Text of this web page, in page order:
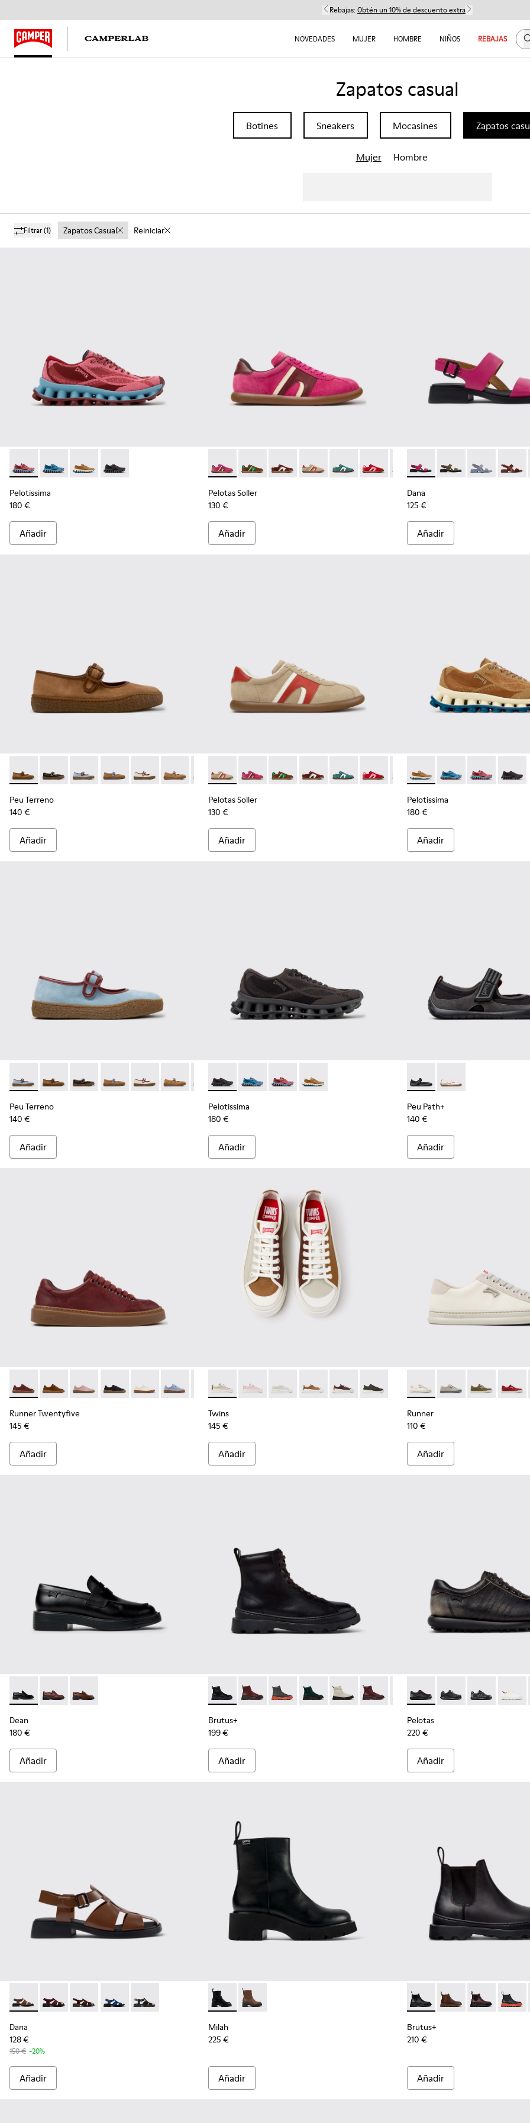
Rebajas: Obtén un 10% de descuento extra
NOVEDADES MUJER HOMBRE NIÑOS REBAJAS
Zapatos casual
Botines Sneakers Mocasines Zapatos
Mujer Hombre
Filtrar(1) Zapatos Casual Reiniciar
Pelotissima - K201922-010 - Zapatillas burdeos de PET reciclado para mujer.
Pelotissima - K201922-011 - Zapatillas azules de PET reciclado y materiales técnicos para mujer.
Pelotissima - K201922-007 - Zapatillas marrones de materiales técnicos de PET reciclado para mujer.
Pelotissima - K201922-006 - Zapatillas negras y grises de PET reciclado y materiales técnicos para
Pelotissima
180 €
Añadir
Pelotas Soller - K201608-041 - Zapatillas multicolor de nobuk y piel para
Pelotas Soller - K201608-038
Pelotas Soller - K201608-037
Pelotas Soller - K201608-036 - Zapatillas multicolor
Pelotas Soller - K201608-031
Pelotas Soller - K201608-029
Pelotas Soller - K201608-027
Pelotas Soller -
Pelotas Soller -
Pelotas
Pelotas Soller
130 €
Añadir
Dana - K201486-019 -
Dana - K201486-020
Dana - Dana -
Dana
125 €
Añadir
Peu Terreno - K201825-010 - Bailarinas de ante y piel marrones para mujer.
Peu Terreno - K201825-009
Peu Terreno - K201825-008 - Bailarinas azules de ante y piel para mujer.
Peu Terreno - K201825-007
Peu Terreno - K201825-006
Peu Terreno - K201825-003
Peu Terreno - K201825-001
Peu Terreno
140 €
Añadir
Pelotas Soller - K201608-036 - Zapatillas multicolor de ante y piel para mujer.
Pelotas Soller - K201608-041 - Zapatillas multicolor de nobuk y piel
Pelotas Soller - K201608-038
Pelotas Soller - K201608-037
Pelotas Soller - K201608-031
Pelotas Soller - K201608-029
Pelotas Soller - K201608-027
Pelotas Soller - K201608-
Pelotas Soller -
Pelotas
Pelotas Soller
130 €
Añadir
Pelotissima - K201922-007
Pelotissima -Pelotissima -
Pelotissima
180 €
Añadir
Peu Terreno - K201825-008 - Bailarinas azules de ante y piel para mujer.
Peu Terreno - K201825-010 - Bailarinas de ante y piel marrones para mujer.
Peu Terreno - K201825-009
Peu Terreno - K201825-007
Peu Terreno - K201825-006
Peu Terreno - K201825-003
Peu Terreno - K201825-001
Peu Terreno
140 €
Añadir
Pelotissima - K201922-006 - Zapatillas negras y grises de PET reciclado y
Pelotissima - K201922-011 - Zapatillas azules de PET reciclado y
Pelotissima - K201922-010 - Zapatillas burdeos de PET
Pelotissima - K201922-007 - Zapatillas marrones de
Pelotissima
180 €
Añadir
Peu Path+ - K201987-001 -
Peu Path+ - K201987-
Peu Path+
140 €
Añadir
Runner Twentyfive - K201907-011 - Zapatillas de piel burdeos para mujer.
Runner Twentyfive - K201907-013
Runner Twentyfive - K201907-012
Runner Twentyfive - K201907-010
Runner Twentyfive - K201907-008
Runner Twentyfive - K201907-007
Runner Twentyfive - K201907-005
Runner Twentyfive - K201907-003
Runner Twentyfive - K201907-002
Runner Twentyfive
145 €
Añadir
Twins - K201626-025 - Zapatillas de piel multicolores para mujer.
Twins - K201626-024 - Zapatillas de piel multicolor para mujer.
Twins - K201626-020
Twins - K201626-019
Twins - K201626-018
Twins - K201626-010
Twins
145 €
Añadir
Runner - K201855-001 -
Runner - K201855-015
Runner -
Runner
110 €
Añadir
Dean - K201790-001 - Zapatos de piel negros para mujer.
Dean - K201790-008
Dean - K201790-005
Dean
180 €
Añadir
Brutus+ - K400816-001 - Botines de piel negros para mujer.
Brutus+ - K400816-011
Brutus+ - K400816-006
Brutus+ - K400816-005
Brutus+ - K400816-004
Brutus+ - K400816-003
Brutus+ - K400816-002
Brutus+
199 €
Añadir
Pelotas - 27205-294 -
Pelotas - 27205-326
Pelotas -
Pelotas
220 €
Añadir
Dana - K201489-010 - Sandalias de piel marrón para mujer.
Dana - K201489-013
Dana - K201489-012
Dana - K201489-011
Dana - K201489-001 - Sandalias de piel negra para mujer.
Dana
128 €
150 € -20%
Añadir
Milah - K400725-001 - Botines negros de piel para mujer.
Milah - K400725-002
Milah
225 €
Añadir
Brutus+ - K400818-001 -
Brutus+ - K400818-
Brutus+ -
Brutus+
210 €
Añadir